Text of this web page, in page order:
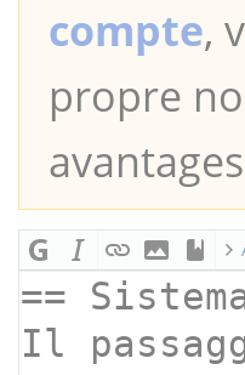
compte,
propre